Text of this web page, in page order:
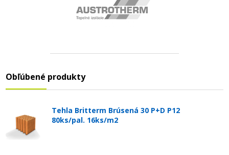
Obľúbené produkty
Tehla Britterm Brúsená 30 P+D P12
80ks/pal. 16ks/m2